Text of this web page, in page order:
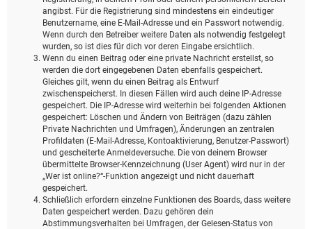
angibst. Für die Registrierung sind mindestens ein eindeutiger
Benutzername, eine E-Mail-Adresse und ein Passwort notwendig.
Wenn durch den Betreiber weitere Daten als notwendig festgelegt
wurden, so ist dies für dich vor deren Eingabe ersichtlich.
Wenn du einen Beitrag oder eine private Nachricht erstellst, so
werden die dort eingegebenen Daten ebenfalls gespeichert.
Gleiches gilt, wenn du einen Beitrag als Entwurf
zwischenspeicherst. In diesen Fällen wird auch deine IP-Adresse
gespeichert. Die IP-Adresse wird weiterhin bei folgenden Aktionen
gespeichert: Löschen und Ändern von Beiträgen (dazu zählen
Private Nachrichten und Umfragen), Änderungen an zentralen
Profildaten (E-Mail-Adresse, Kontoaktivierung, Benutzer-Passwort)
und gescheiterte Anmeldeversuche. Die von deinem Browser
übermittelte Browser-Kennzeichnung (User Agent) wird nur in der
„Wer ist online?“-Funktion angezeigt und nicht dauerhaft
gespeichert.
Schließlich erfordern einzelne Funktionen des Boards, dass weitere
Daten gespeichert werden. Dazu gehören dein
Abstimmungsverhalten bei Umfragen, der Gelesen-Status von